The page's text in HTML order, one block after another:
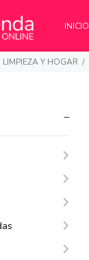
INICIO
LIMPIEZA Y HOGAR